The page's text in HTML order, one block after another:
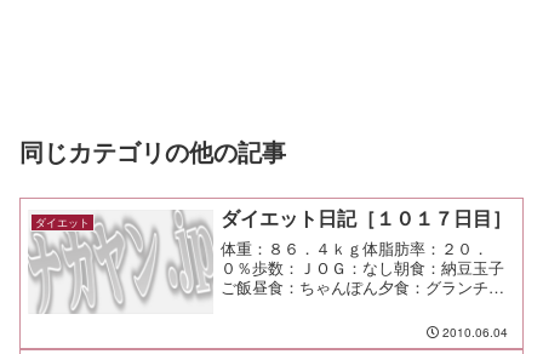
同じカテゴリの他の記事
ダイエット ダイエット日記［１０１７日目］
体重：８６．４ｋｇ体脂肪率：２０．
０％歩数：ＪＯＧ：なし朝食：納豆玉子
ご飯昼食：ちゃんぽん夕食：グランチャ
気！ 明るいうちにお迎えにも行けた♪
2010.06.04